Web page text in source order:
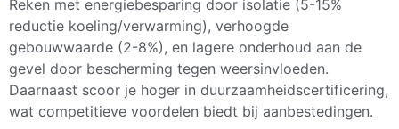
Reken met energiebesparing door isolatie (5-15%
reductie koeling/verwarming), verhoogde
gebouwwaarde (2-8%), en lagere onderhoud aan de
gevel door bescherming tegen weersinvloeden.
Daarnaast scoor je hoger in duurzaamheidscertificering,
wat competitieve voordelen biedt bij aanbestedingen.